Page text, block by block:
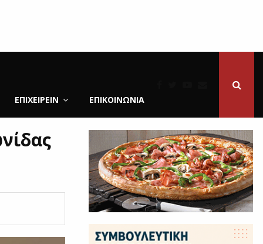
ΕΠΙΧΕΙΡΕΙΝ ΕΠΙΚΟΙΝΩΝΊΑ